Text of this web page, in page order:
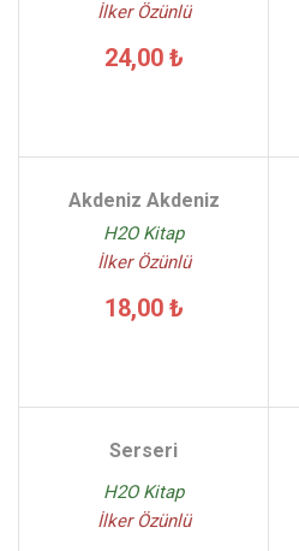
İlker Özünlü
24,00 ₺
Akdeniz Akdeniz
H2O Kitap
İlker Özünlü
18,00 ₺
Serseri
H2O Kitap
İlker Özünlü